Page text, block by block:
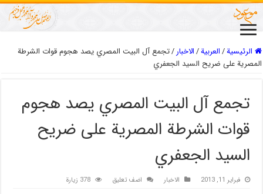
الرئيسية/العربیة/الاخبار/تجمع آل البيت المصري يصد هجوم قوات الشرطة
المصرية على ضريح السيد الجعفري
تجمع آل البيت المصري يصد هجوم
قوات الشرطة المصرية على ضريح
السيد الجعفري
فبراير 11, 2013 الاخبار اضف تعليق 378 زيارة